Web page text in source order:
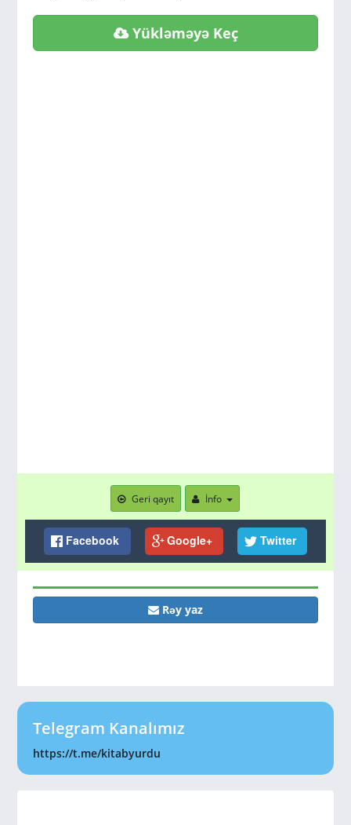
Yükləməyə Keç
Geri qayıt İnfo
Facebook Google+ Twitter
Rəy yaz
Telegram Kanalımız
https://t.me/kitabyurdu